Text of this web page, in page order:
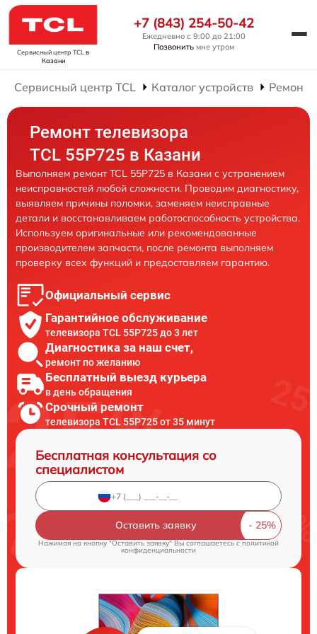
Сервисный центр TCL в
Казани
+7 (843) 254-50-42
Ежедневно с 9:00 до 21:00
Позвонить мне утром
Сервисный центр TCL Каталог устройств Ремонт
Ремонт телевизора
TCL 55P725 в Казани
Выполняем ремонт TCL 55P725 в Казани с устранением
неисправностей любой сложности. Проводим диагностику,
выявляем причины поломки, заменяем неисправные
детали и восстанавливаем работоспособность устройства.
Используем оригинальные или рекомендованные
производителем запчасти, после ремонта выполняем
проверку всех функций и предоставляем гарантию.
Официальный сервис
Гарантийное обслуживание
телевизора TCL 55P725 до 3 лет
Диагностика за наш счет,
ремонт по желанию
Бесплатный выезд курьера
в день обращения
Срочный ремонт
телевизора TCL 55P725 от 35 минут
Бесплатная консультация со
специалистом
Оставить заявку
Нажимая на кнопку "Оставить заявку" Вы соглашаетесь cполитикой
конфиденциальности